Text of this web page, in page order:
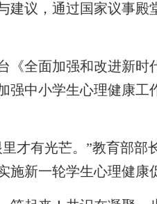
议，通过国家议事殿
全面加强和改进新时
强中小学生心理健康
有光芒。”教育部部
施新一轮学生心理健康